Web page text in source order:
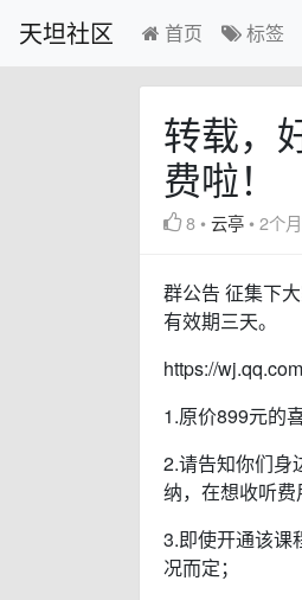
天坦社区 首页 标签
转载，
费啦！
8 •云亭 •2个
群公告 征集下
有效期三天。
https://
1.原价899元的
2.请告知你们身
纳，在想收听费
3.即使开通该课
况而定；